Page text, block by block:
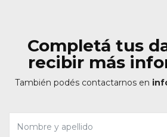
Completá tus
recibir más
También podés contactarnos en